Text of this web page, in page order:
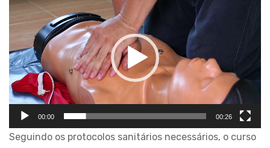
de
vídeo
00:00 00:26
Seguindo os protocolos sanitários necessários, o curso